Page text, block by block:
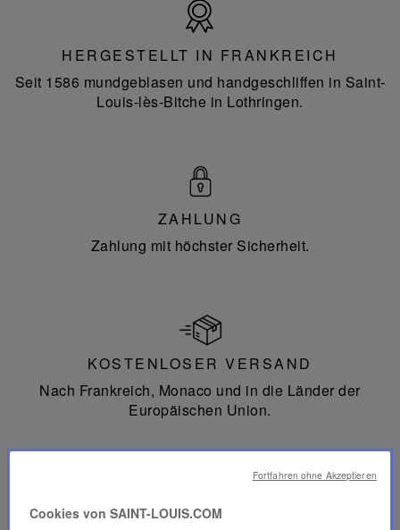
Frankreich
HERGESTELLT IN FRANKREICH
Seit 1586 mundgeblasen und handgeschliffen in Saint-
Louis-lès-Bitche in Lothringen.
ZAHLUNG
Zahlung mit höchster Sicherheit.
KOSTENLOSER VERSAND
Nach Frankreich, Monaco und in die Länder der
Europäischen Union.
RÜCKGABE
Cookies von SAINT-LOUIS.COM
Fortfahren ohne Akzeptieren